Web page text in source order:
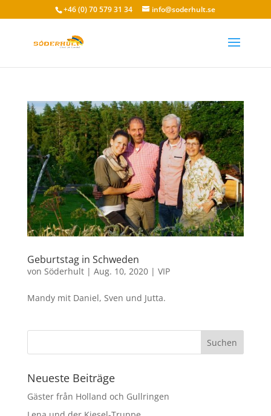
+46 (0) 70 579 31 34 info@soderhult.se
Geburtstag in Schweden
von Söderhult| Aug. 10, 2020| VIP
Mandy mit Daniel, Sven und Jutta.
Neueste Beiträge
Gäster från Holland och Gullringen